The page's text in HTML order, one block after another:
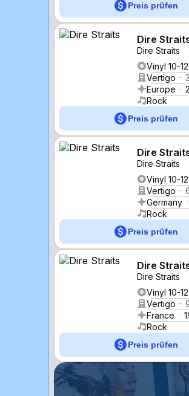
Preis prüfen
Dire
Dire Straits
Vinyl 10-
Vertigo
Europe
Rock
Preis prüfen
Dire
Dire Straits
Vinyl 10-
Vertigo
Germany
Rock
Preis prüfen
Dire
Dire Straits
Vinyl 10-
Vertigo
France
Rock
Preis prüfen